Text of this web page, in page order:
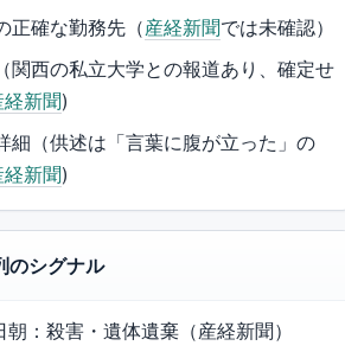
正確な勤務先（産経新聞では未確認）
関西の私立大学との報道あり、確定せ
経新聞)
細（供述は「言葉に腹が立った」の
経新聞)
のシグナル
：殺害・遺体遺棄（産経新聞）